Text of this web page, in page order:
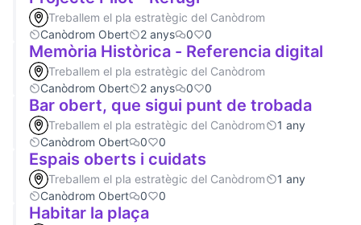
Treballem el pla estratègic del Canòdrom
Canòdrom Obert
2 anys 0 0
Memòria Històrica - Referencia digital
Treballem el pla estratègic del Canòdrom
Canòdrom Obert
2 anys 0 0
Bar obert, que sigui punt de trobada
Treballem el pla estratègic del Canòdrom
1 any
Canòdrom Obert
0 0
Espais oberts i cuidats
Treballem el pla estratègic del Canòdrom
1 any
Canòdrom Obert
0 0
Habitar la plaça